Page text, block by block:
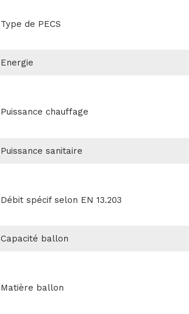
Type de PECS
Energie
Puissance chauffage
Puissance sanitaire
Débit spécif selon EN 13.203
Capacité ballon
Matière ballon